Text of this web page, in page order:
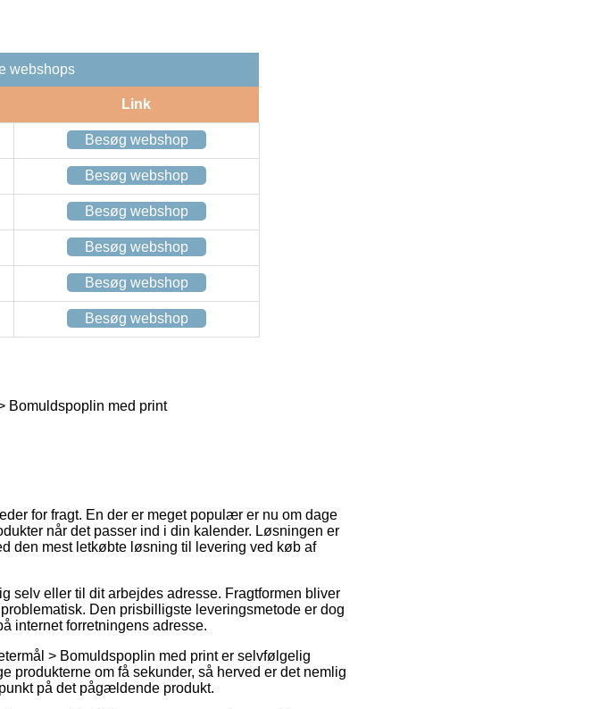
webshops
Link
Besøg webshop
Besøg webshop
Besøg webshop
Besøg webshop
Besøg webshop
Besøg webshop
Bomuldspoplin med print
for fragt. En der er meget populær er nu om dage
når det passer ind i din kalender. Løsningen er
den mest letkøbte løsning til levering ved køb af
selv eller til dit arbejdes adresse. Fragtformen bliver
Den prisbilligste leveringsmetode er dog
internet forretningens adresse.
> Bomuldspoplin med print er selvfølgelig
produkterne om få sekunder, så herved er det nemlig
på det pågældende produkt.